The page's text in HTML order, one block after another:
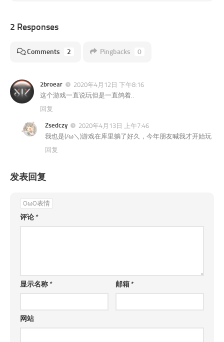
2 Responses
Comments 2 Pingbacks 0
2broear
2020年4月12日 下午8:16
这个游戏一直说玩但是一直鸽着..
回复
Zsedczy
2020年4月13日 上午7:46
我也是(/ω＼)游戏在库里躺了好久，今年朋友喊我才开始玩
回复
发表回复
OωO表情
评论*
显示名称* 邮箱*
网站